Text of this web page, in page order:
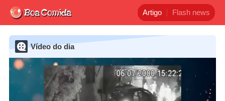
Artigo Flash news
Vídeo do dia